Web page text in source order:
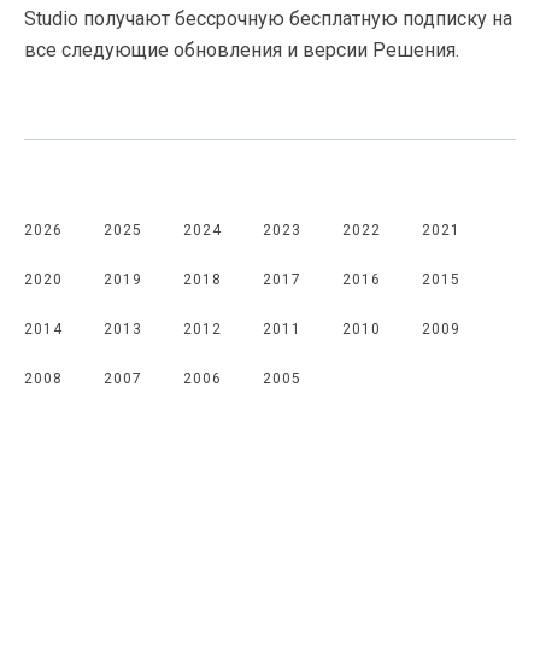
Studio получают бессрочную бесплатную подписку на
все следующие обновления и версии Решения.
2026 2025 2024 2023 2022 2021
2020 2019 2018 2017 2016 2015
2014 2013 2012 2011 2010 2009
2008 2007 2006 2005